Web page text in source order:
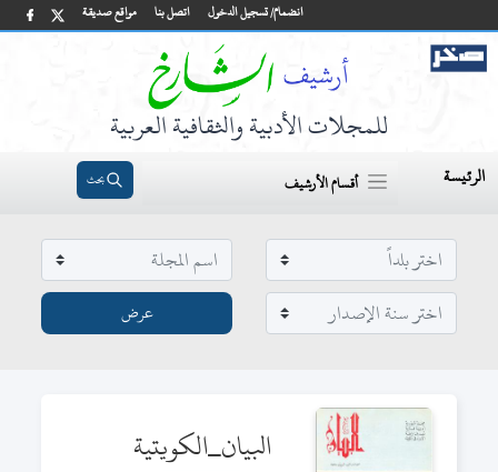
مواقع صديقة اتصل بنا انضمام/ تسجيل الدخول
للمجلات الأدبية والثقافية العربية
الرئيسة أقسام الأرشيف بحث
البيان_الكويتية